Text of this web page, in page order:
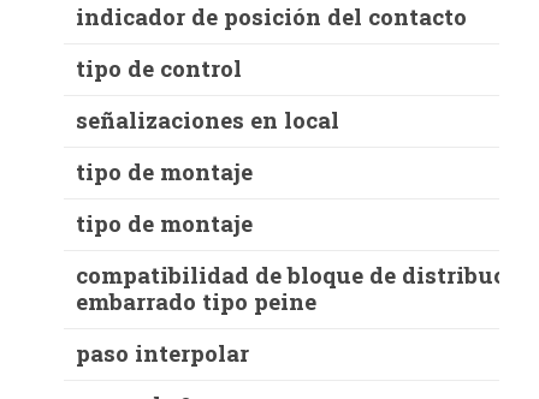
indicador de posición del contacto
tipo de control
señalizaciones en local
tipo de montaje
tipo de montaje
compatibilidad de bloque de
embarrado tipo peine
paso interpolar